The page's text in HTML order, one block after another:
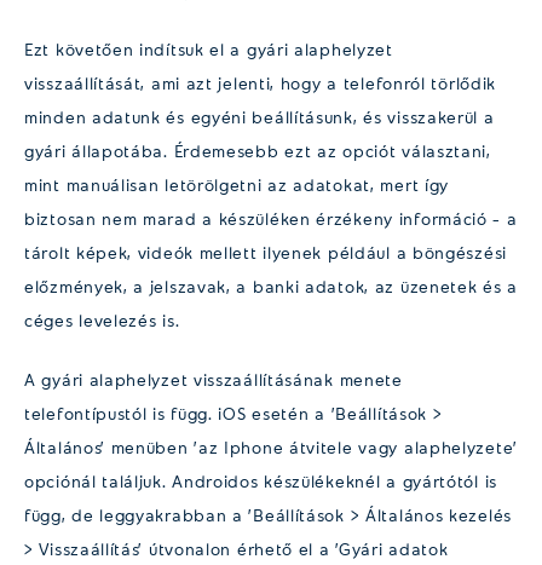
Ezt követően indítsuk el a gyári alaphelyzet
visszaállítását, ami azt jelenti, hogy a telefonról törlődik
minden adatunk és egyéni beállításunk, és visszakerül a
gyári állapotába. Érdemesebb ezt az opciót választani,
mint manuálisan letörölgetni az adatokat, mert így
biztosan nem marad a készüléken érzékeny információ – a
tárolt képek, videók mellett ilyenek például a böngészési
előzmények, a jelszavak, a banki adatok, az üzenetek és a
céges levelezés is.
A gyári alaphelyzet visszaállításának menete
telefontípustól is függ. iOS esetén a ’Beállítások >
Általános’ menüben ’az Iphone átvitele vagy alaphelyzete’
opciónál találjuk. Androidos készülékeknél a gyártótól is
függ, de leggyakrabban a ’Beállítások > Általános kezelés
> Visszaállítás’ útvonalon érhető el a ’Gyári adatok